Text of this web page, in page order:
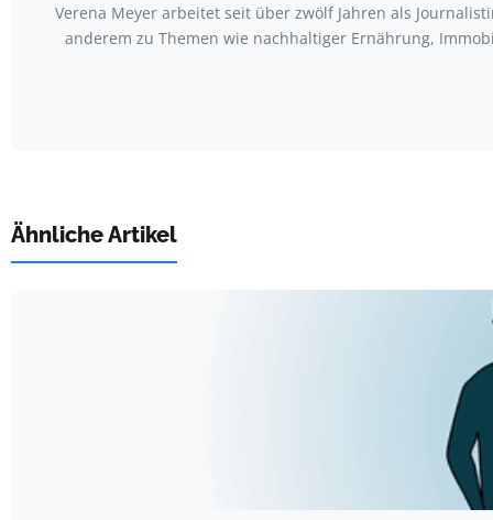
Verena Meyer arbeitet seit über zwölf Jahren als
anderem zu Themen wie nachhaltiger Ernährung,
Ähnliche Artikel